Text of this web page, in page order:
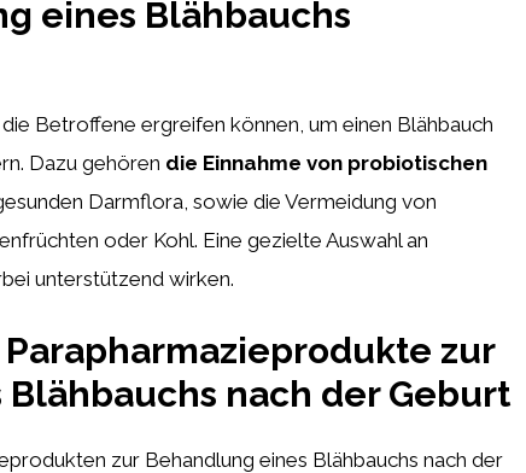
eines Blähbauchs
Betroffene ergreifen können, um einen Blähbauch
Dazu gehören die Einnahme von probiotischen
Darmflora, sowie die Vermeidung von
oder Kohl. Eine gezielte Auswahl an
unterstützend wirken.
zur
nach der Geburt
zur Behandlung eines Blähbauchs nach der